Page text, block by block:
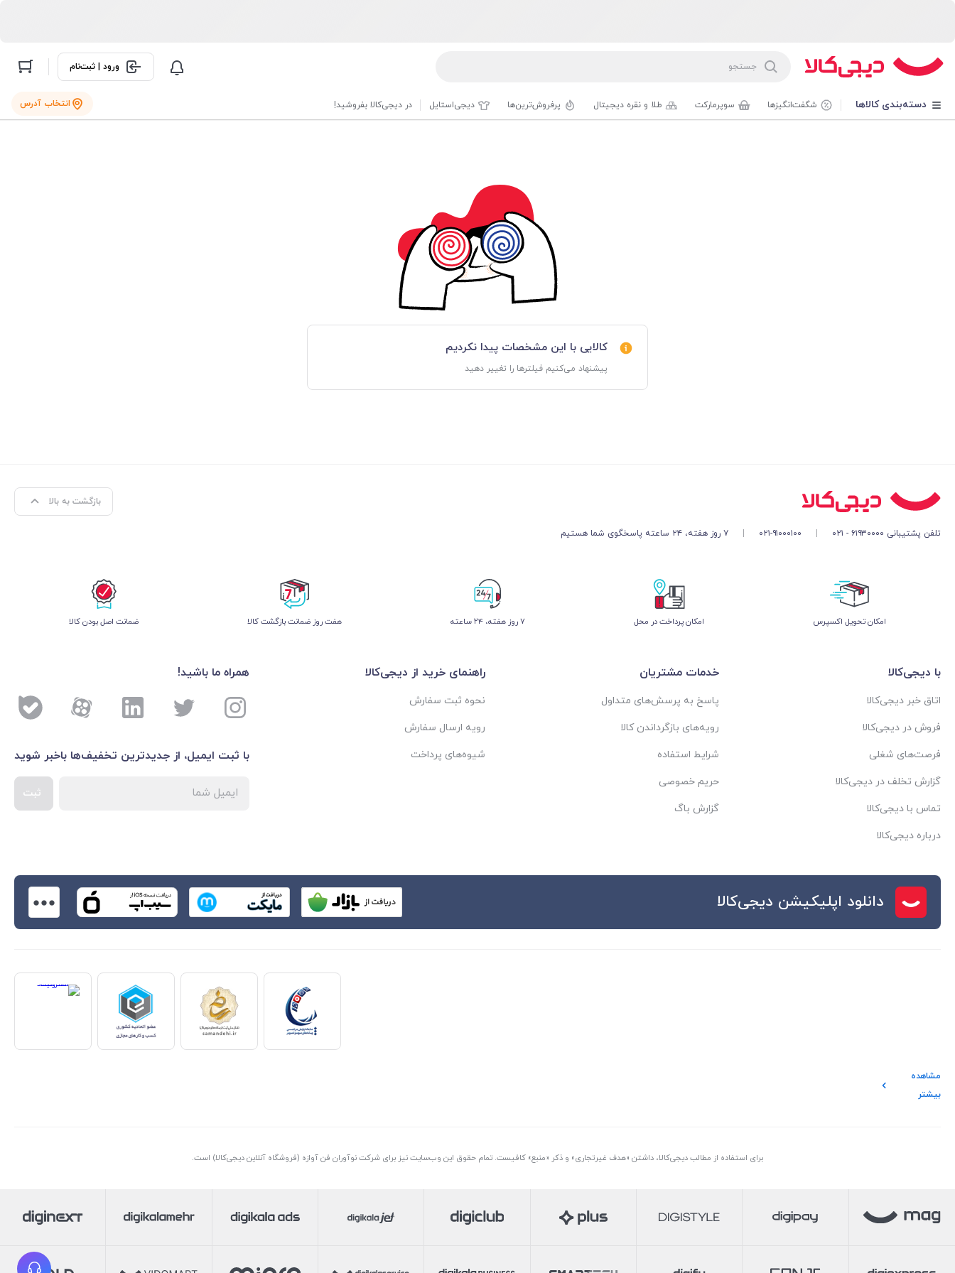
ورود | ثبت‌نام
دسته‌بندی کالاها شگفت‌انگیزها سوپرمارکت طلا و نقره دیجیتال پرفروش‌ترین‌ها دیجی‌استایل در دیجی‌کالا بفروشید! انتخاب آدرس
کالایی با این مشخصات پیدا نکردیم
پیشنهاد می‌کنیم فیلترها را تغییر دهید
بازگشت به بالا
تلفن پشتیبانی ۶۱۹۳۰۰۰۰ - ۰۲۱ ۰۲۱-۹۱۰۰۰۱۰۰ ۷ روز هفته، ۲۴ ساعته پاسخگوی شما هستیم
اﻣﮑﺎن ﺗﺤﻮﯾﻞ اﮐﺴﭙﺮس امکان پرداخت در محل ۷ روز ﻫﻔﺘﻪ، ۲۴ ﺳﺎﻋﺘﻪ هفت روز ضمانت بازگشت کالا ﺿﻤﺎﻧﺖ اﺻﻞ ﺑﻮدن ﮐﺎﻟﺎ
با دیجی‌کالا
اتاق خبر دیجی‌کالا
فروش در دیجی‌کالا
فرصت‌های شغلی
گزارش تخلف در دیجی‌کالا
تماس با دیجی‌کالا
درباره دیجی‌کالا
خدمات مشتریان
پاسخ به پرسش‌های متداول
رویه‌های بازگرداندن کالا
شرایط استفاده
حریم خصوصی
گزارش باگ
راهنمای خرید از دیجی‌کالا
نحوه ثبت سفارش
رویه ارسال سفارش
شیوه‌های پرداخت
همراه ما باشید!
با ثبت ایمیل، از جدید‌ترین تخفیف‌ها با‌خبر شوید
ثبت
دانلود اپلیکیشن دیجی‌کالا
اطلاعات بیشتر
مشاهده
بیشتر
برای استفاده از مطالب دیجی‌کالا، داشتن «هدف غیرتجاری» و ذکر «منبع» کافیست. تمام حقوق اين وب‌سايت نیز برای شرکت نوآوران فن آوازه (فروشگاه آنلاین دیجی‌کالا) است.